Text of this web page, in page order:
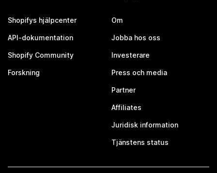
Shopifys hjälpcenter
API-dokumentation
Shopify Community
Forskning
Om
Jobba hos oss
Investerare
Press och media
Partner
Affiliates
Juridisk information
Tjänstens status